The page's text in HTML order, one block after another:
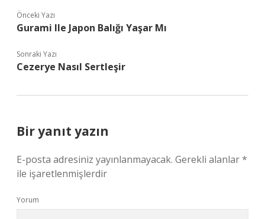
Önceki Yazı
Gurami Ile Japon Balığı Yaşar Mı
Sonraki Yazı
Cezerye Nasıl Sertleşir
Bir yanıt yazın
E-posta adresiniz yayınlanmayacak. Gerekli alanlar*
ile işaretlenmişlerdir
Yorum